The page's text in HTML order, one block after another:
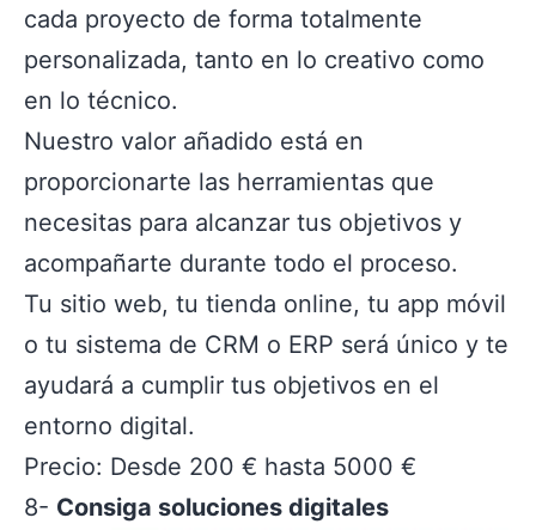
cada proyecto de forma totalmente
personalizada, tanto en lo creativo como
en lo técnico.
Nuestro valor añadido está en
proporcionarte las herramientas que
necesitas para alcanzar tus objetivos y
acompañarte durante todo el proceso.
Tu sitio web, tu tienda online, tu app móvil
o tu sistema de CRM o ERP será único y te
ayudará a cumplir tus objetivos en el
entorno digital.
Precio: Desde 200 € hasta 5000 €
8- Consiga soluciones digitales